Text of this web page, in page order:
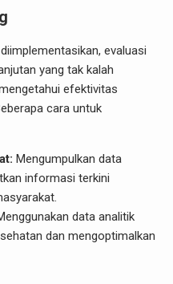
evaluasi
yang tak kalah
efektivitas
cara untuk
Mengumpulkan data
informasi terkini
data analitik
dan mengoptimalkan